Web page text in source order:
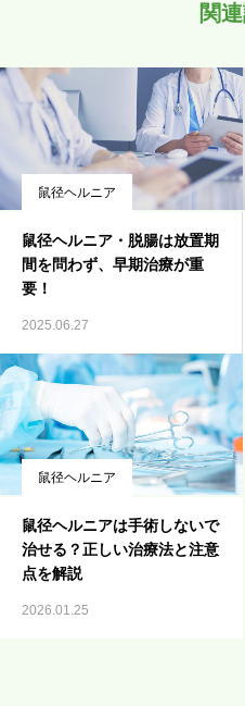
関
鼠径ヘルニア
鼠径ヘルニア・脱腸は放置期
間を問わず、早期治療が重
要！
2025.06.27
鼠径ヘルニア
鼠径ヘルニアは手術しないで
治せる？正しい治療法と注意
点を解説
2026.01.25